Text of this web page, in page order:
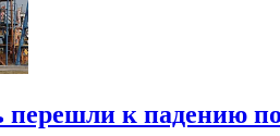
к падению